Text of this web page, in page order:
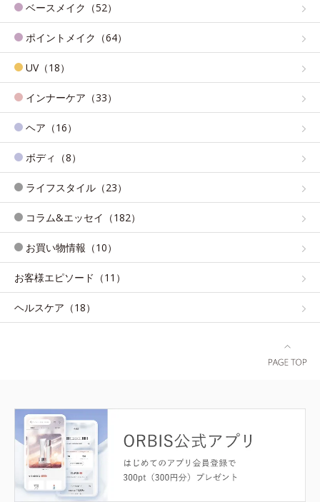
ベースメイク（52）
ポイントメイク（64）
UV（18）
インナーケア（33）
ヘア（16）
ボディ（8）
ライフスタイル（23）
コラム&エッセイ（182）
お買い物情報（10）
お客様エピソード（11）
ヘルスケア（18）